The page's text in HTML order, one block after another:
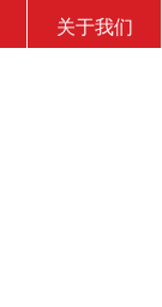
关于我们